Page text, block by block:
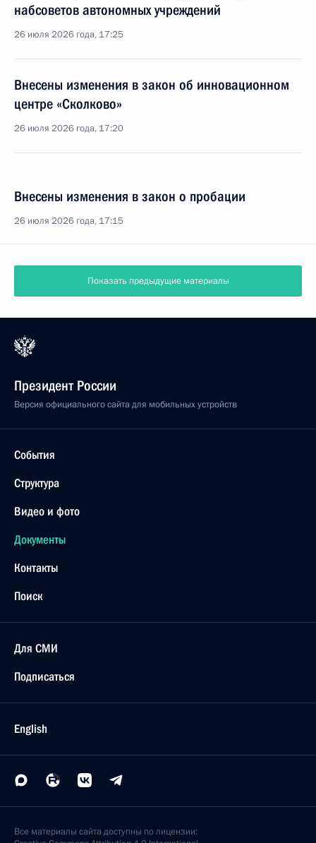
набсоветов автономных учреждений
26 июля 2026 года, 17:25
Внесены изменения в закон об инновационном
центре «Сколково»
26 июля 2026 года, 17:20
Внесены изменения в закон о пробации
26 июля 2026 года, 17:15
Показать предыдущие материалы
Президент России
Версия официального сайта для мобильных устройств
События
Структура
Видео и фото
Документы
Контакты
Поиск
Для СМИ
Подписаться
English
Все материалы сайта доступны по лицензии: